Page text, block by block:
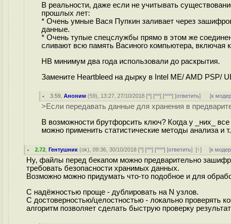
В реальности, даже если не учитывать
прошлых лет:
* Очень умные Вася Пупкин заливает через
данные.
* Очень тупые спецслужбы прямо в этом же
сливают всю память Васиного компьютера, включая
HB минимум два года использовали до раскрытия.
Замените Heartbleed на дырку в Intel ME/ AMD PSP/
3.59 ,Аноним (59), 13:27, 27/10/2018 [^] [^^] [^^^] [ответить] [к
>Если передавать данные для хранения в
В возможности брутфорсить ключ? Когда у _них_
можно применить статистические методы анализа и
2.72 ,Гентушник (ok), 09:36, 30/10/2018 [^] [^^] [^^^] [ответить][↑] [к
Ну, файлы перед бекапом можно предварительно
требовать безопасности хранимых данных.
Возможно можно придумать что-то подобное и для
С надёжностью проще - дублировать на N узлов.
С достоверностью/целостностью - локально проверять
алгоритм позволяет сделать быструю проверку